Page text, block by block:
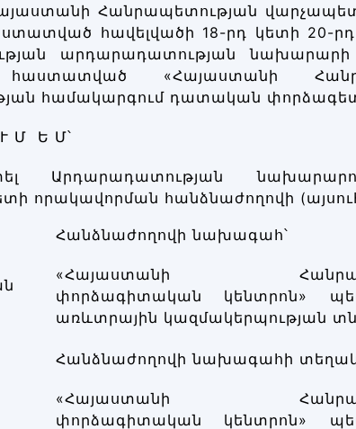
Հանրապետության
հավելվածի 18-րդ կետի 20-
արդարադատության
«Հայաստանի
համակարգում դատական
Մ Ե Մ՝
Արդարադատության
որակավորման հանձնաժողովի
Հանձնաժողովի նախագահ՝
«Հայաստանի
փորձագիտական կենտրոն»
առևտրային կազմակերպության
Հանձնաժողովի նախագահի
«Հայաստանի
փորձագիտական կենտրոն»